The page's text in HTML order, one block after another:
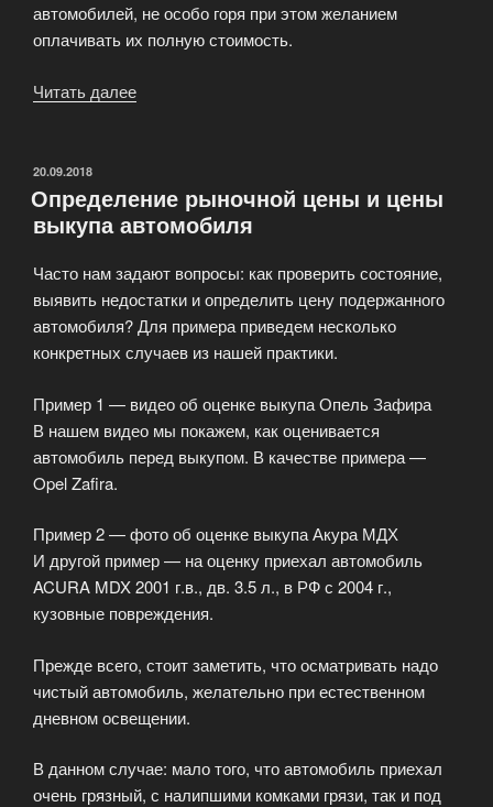
автомобилей, не особо горя при этом желанием
оплачивать их полную стоимость.
Читать далее
лизинговой
аренды»
ОПУБЛИКОВАНО
20.09.2018
Определение рыночной цены и цены
выкупа автомобиля
Часто нам задают вопросы: как проверить состояние,
выявить недостатки и определить цену подержанного
автомобиля? Для примера приведем несколько
конкретных случаев из нашей практики.
Пример 1 — видео об оценке выкупа Опель Зафира
В нашем видео мы покажем, как оценивается
автомобиль перед выкупом. В качестве примера —
Opel Zafira.
Пример 2 — фото об оценке выкупа Акура МДХ
И другой пример — на оценку приехал автомобиль
ACURA MDX 2001 г.в., дв. 3.5 л., в РФ с 2004 г.,
кузовные повреждения.
Прежде всего, стоит заметить, что осматривать надо
чистый автомобиль, желательно при естественном
дневном освещении.
В данном случае: мало того, что автомобиль приехал
очень грязный, с налипшими комками грязи, так и под